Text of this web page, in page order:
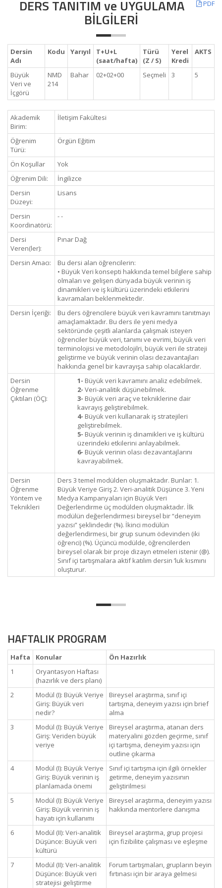
PDF
DERS TANITIM ve UYGULAMA
BİLGİLERİ
Dersin
Adı
Kodu Yarıyıl
T+U+L
(saat/hafta)
Türü
(Z / S)
Yerel
Kredi
AKTS
Büyük
Veri ve
İçgörü
NMD
214
Bahar 02+02+00 Seçmeli 3 5
Akademik
Birim:
İletişim Fakültesi
Öğrenim
Türü:
Örgün Eğitim
Ön Koşullar
Yok
Öğrenim Dili:
İngilizce
Dersin
Düzeyi:
Lisans
Dersin
Koordinatörü:
- -
Dersi
Veren(ler):
Pınar Dağ
Dersin Amacı:
Bu dersi alan öğrencilerin:
• Büyük Veri konsepti hakkında temel bilglere sahip
olmaları ve gelişen dünyada büyük verinin iş
dinamikleri ve iş kültürü üzerindeki etkilerini
kavramaları beklenmektedir.
Dersin İçeriği:
Bu ders öğrencilere büyük veri kavramını tanıtmayı
amaçlamaktadır. Bu ders ile yeni medya
sektöründe çeşitli alanlarda çalışmak isteyen
öğrenciler büyük veri, tanımı ve evrimi, büyük veri
terminolojisi ve metodolojilri, büyük veri ile strateji
geliştirme ve büyük verinin olası dezavantajları
hakkında genel bir kavrayışa sahip olacaklardır.
Dersin
Öğrenme
Çıktıları (ÖÇ):
1- Büyük veri kavramını analiz edebilmek.
2- Veri-analitik düşünebilmek.
3- Büyük veri araç ve tekniklerine dair
kavrayış geliştirebilmek.
4- Büyük veri kullanarak iş stratejileri
geliştirebilmek.
5- Büyük verinin iş dinamikleri ve iş kültürü
üzerindeki etkilerini anlayabilmek.
6- Büyük verinin olası dezavantajlarını
kavrayabilmek.
Dersin
Öğrenme
Yöntem ve
Teknikleri
Ders 3 temel modülden oluşmaktadır. Bunlar: 1.
Büyük Veriye Giriş 2. Veri-analitik Düşünce 3. Yeni
Medya Kampanyaları için Büyük Veri
Değerlendirme üç modülden oluşmaktadır. İlk
modülün değerlendirmesi bireysel bir “deneyim
yazısı” şeklindedir (%). İkinci modülün
değerlendirmesi, bir grup sunum ödevinden (iki
öğrenci) (%). Üçüncü modülde, öğrencilerden
bireysel olarak bir proje dizayn etmeleri istenir (@).
Sınıf içi tartışmalara aktif katılım dersin ’luk kısmını
oluşturur.
HAFTALIK PROGRAM
Hafta Konular
Ön Hazırlık
1
Oryantasyon Haftası
(hazırlık ve ders planı)
2
Modül (I): Büyük Veriye
Giriş: Büyük veri
nedir?
Bireysel araştırma, sınıf içi
tartışma, deneyim yazısı için brief
alma
3
Modül (I): Büyük Veriye
Giriş: Veriden büyük
veriye
Bireysel araştırma, atanan ders
materyalini gözden geçirme, sınıf
içi tartışma, deneyim yazısı için
outline çıkarma
4
Modül (I): Büyük Veriye
Giriş: Büyük verinin iş
planlamada önemi
Sınıf içi tartışma için ilgili örnekler
getirme, deneyim yazısının
geliştirilmesi
5
Modül (I): Büyük Veriye
Giriş: Büyük verinin iş
hayatı için kullanımı
Bireysel araştırma, deneyim yazısı
hakkında mentorlere danışma
6
Modül (II): Veri-analitik
Düşünce: Büyük veri
kültürü
Bireysel araştırma, grup projesi
için fizibilite çalışması ve eşleşme
7
Modül (II): Veri-analitik
Düşünce: Büyük veri
stratejisi geliştirme
Forum tartışmaları, grupların beyin
fırtınası için bir araya gelmesi